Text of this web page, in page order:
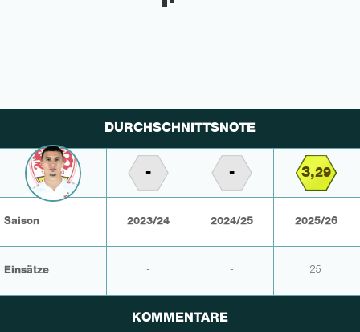
DURCHSCHNITTSNOTE
- - 3,29
Saison 2023/24 2024/25 2025/26
Einsätze - - 25
KOMMENTARE